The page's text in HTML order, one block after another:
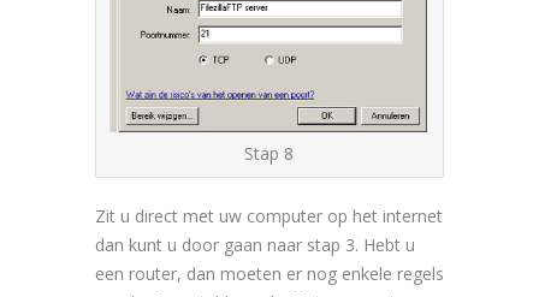
Stap 8
Zit u direct met uw computer op het internet
dan kunt u door gaan naar stap 3. Hebt u
een router, dan moeten er nog enkele regels